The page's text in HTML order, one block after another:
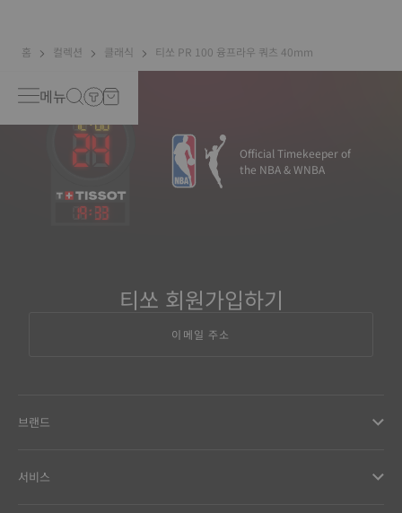
홈 컬렉션 클래식 티쏘 PR 100 융프라우 쿼츠 40mm
메뉴
19: 33
Official Timekeeper of
the NBA & WNBA
티쏘 회원가입하기
이메일 주소
브랜드
서비스